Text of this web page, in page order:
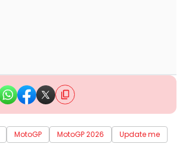
MotoGP MotoGP 2026 Update me